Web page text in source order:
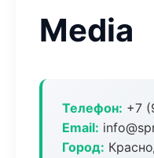
Media
Телефон: +7
Email:
Город: